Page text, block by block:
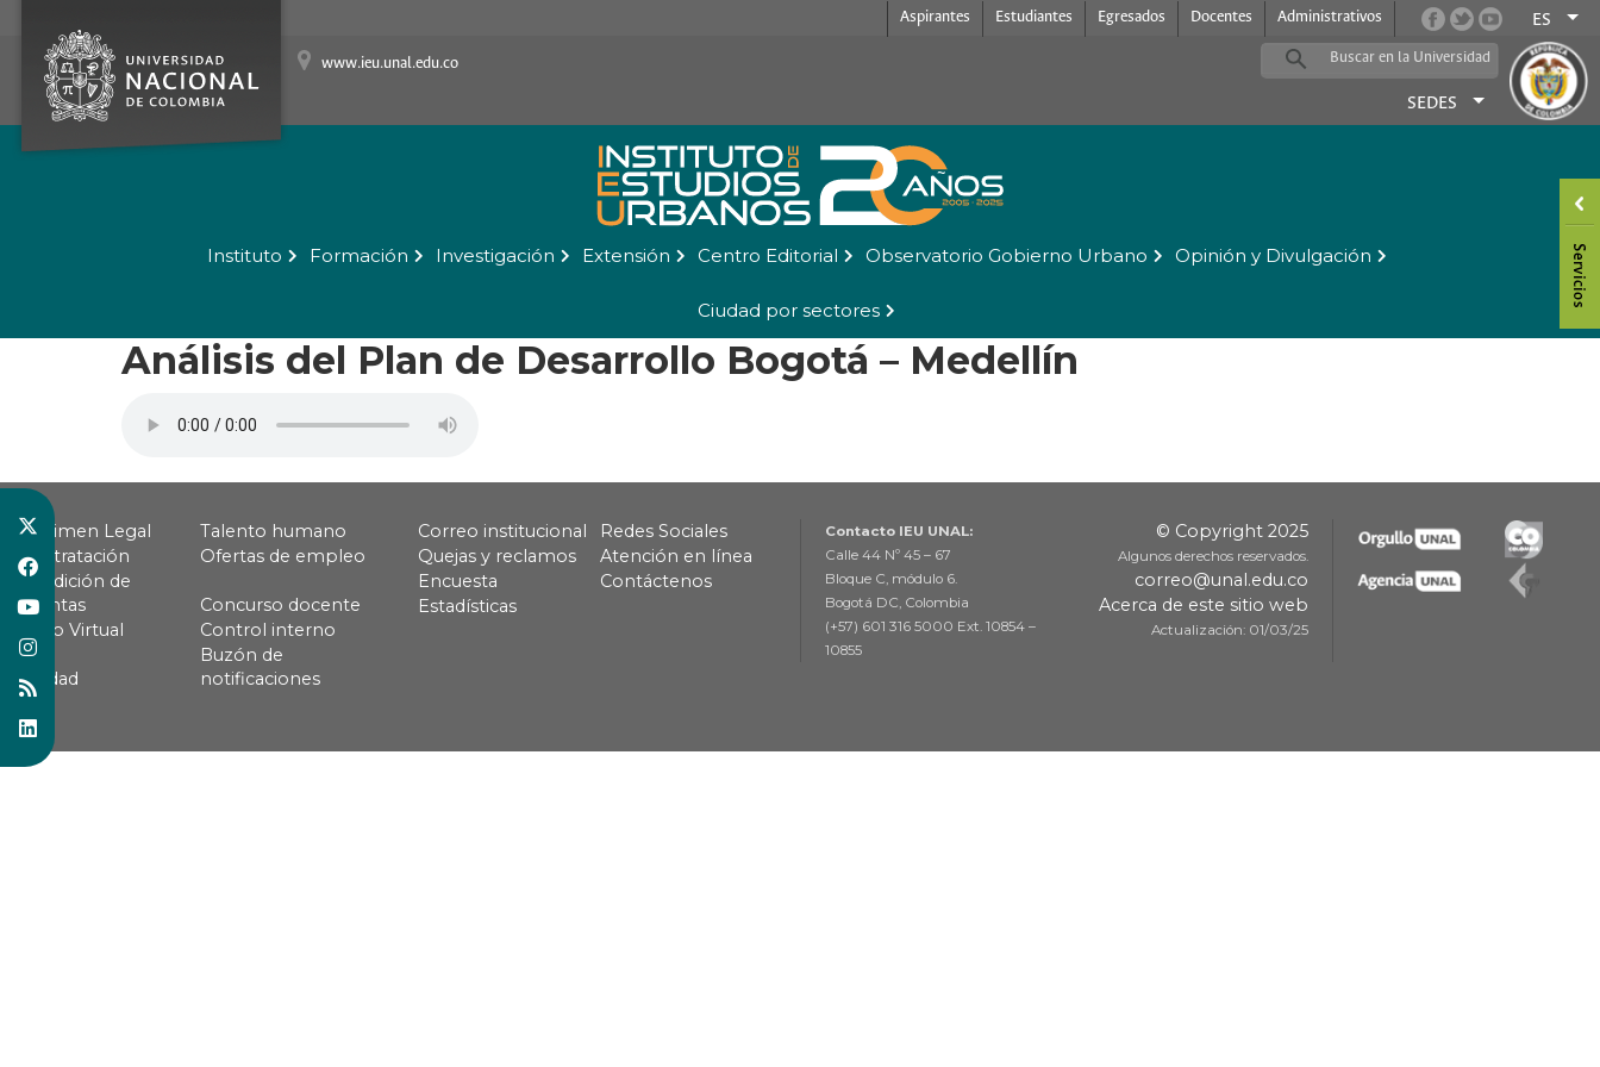
Aspirantes Estudiantes Egresados Docentes Administrativos ES
www.ieu.unal.edu.co
SEDES
Instituto Formación Investigación Extensión Centro Editorial Observatorio Gobierno Urbano Opinión y Divulgación
Ciudad por sectores
Análisis del Plan de Desarrollo Bogotá – Medellín
Régimen Legal
Talento humano
Contratación
Ofertas de empleo
Rendición de
cuentas
Concurso docente
Pago Virtual
Control interno
Calidad
Buzón de
notificaciones
Correo institucional
Redes Sociales
Quejas y reclamos
Atención en línea
Encuesta
Contáctenos
Estadísticas
Contacto IEU UNAL:
Calle 44 Nº 45 – 67
Bloque C, módulo 6.
Bogotá DC, Colombia
(+57) 601 316 5000 Ext. 10854 –
10855
© Copyright 2025
Algunos derechos reservados.
correo@unal.edu.co
Acerca de este sitio web
Actualización: 01/03/25